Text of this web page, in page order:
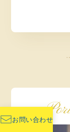
お問い合わせ